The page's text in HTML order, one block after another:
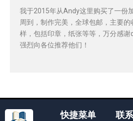
我于2015年从Andy这里购买了一份
周到，制作完美，全球包邮，主要
样，包括印章，纸张等等，万分感
强烈向各位推荐他们！
快捷菜单 联